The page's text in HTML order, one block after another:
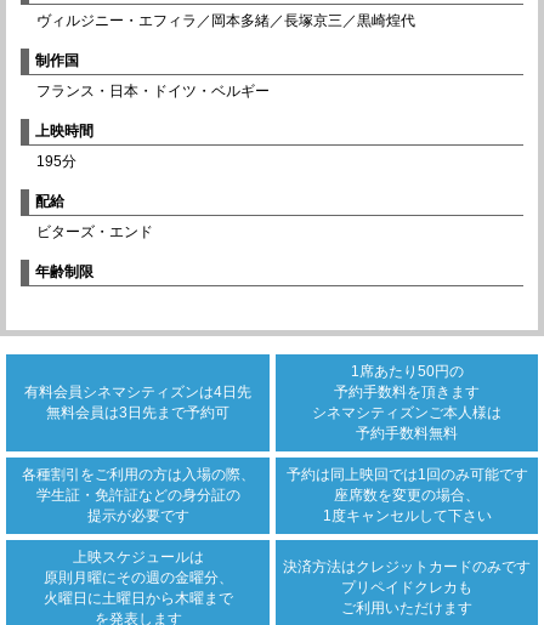
ヴィルジニー・エフィラ／岡本多緒／長塚京三／黒崎煌代
制作国
フランス・日本・ドイツ・ベルギー
上映時間
195分
配給
ビターズ・エンド
年齢制限
有料会員シネマシティズンは4日先
無料会員は3日先まで予約可
1席あたり50円の
予約手数料を頂きます
シネマシティズンご本人様は
予約手数料無料
各種割引をご利用の方は 入場の際、
学生証・免許証などの身分証の
提示が必要です
予約は同上映回では1回のみ可能です
座席数を変更の場合、
1度キャンセルして下さい
上映スケジュールは
原則月曜にその週の金曜分、
火曜日に土曜日から木曜まで
を発表します
決済方法はクレジットカードのみです
プリペイドクレカも
ご利用いただけます